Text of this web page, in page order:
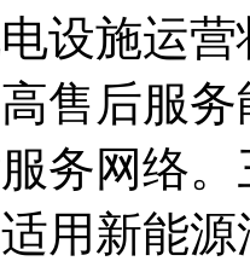
设施运
售后服
务网络
用新能